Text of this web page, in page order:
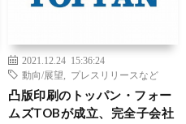
2021.12.24 15:36:24
動向/展望
プレスリリースなど
凸版印刷のトッパン・フォー
ムズTOBが成立、完全子会社